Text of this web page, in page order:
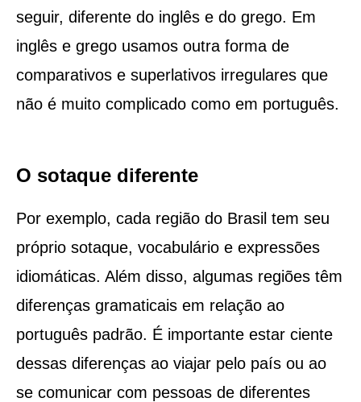
seguir, diferente do inglês e do grego. Em
inglês e grego usamos outra forma de
comparativos e superlativos irregulares que
não é muito complicado como em português.
O sotaque diferente
Por exemplo, cada região do Brasil tem seu
próprio sotaque, vocabulário e expressões
idiomáticas. Além disso, algumas regiões têm
diferenças gramaticais em relação ao
português padrão. É importante estar ciente
dessas diferenças ao viajar pelo país ou ao
se comunicar com pessoas de diferentes